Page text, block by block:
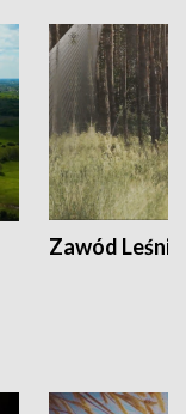
Zawód Leśnik